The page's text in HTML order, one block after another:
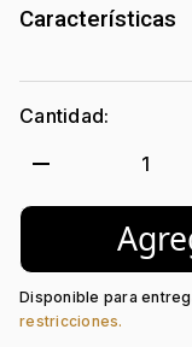
Características
Marca: Citizen
Género:
Luminiscente:
Forma de caja:
Calendario: Si
Tipo de cristal:
Color del
Color del Pulso:
Estilo de
Cantidad:
remove 1
Disponible para
restricciones.